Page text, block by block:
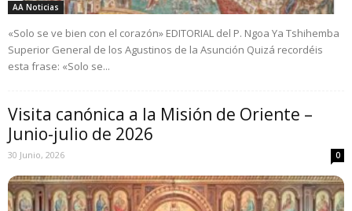
AA Noticias
«Solo se ve bien con el corazón» EDITORIAL del P. Ngoa Ya Tshihemba
Superior General de los Agustinos de la Asunción Quizá recordéis
esta frase: «Solo se...
Visita canónica a la Misión de Oriente –
Junio-julio de 2026
30 Junio, 2026 0